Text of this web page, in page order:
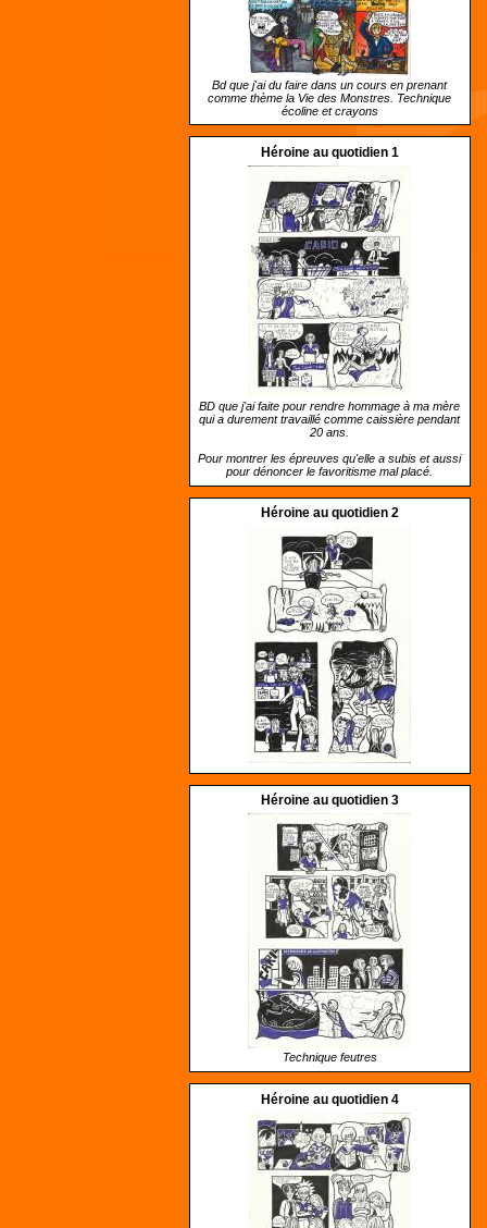
Bd que j'ai du faire dans un cours en prenant
comme thème la Vie des Monstres. Technique
écoline et crayons
Héroine au quotidien 1
BD que j'ai faite pour rendre hommage à ma mère
qui a durement travaillé comme caissière pendant
20 ans.
Pour montrer les épreuves qu'elle a subis et aussi
pour dénoncer le favoritisme mal placé.
Héroine au quotidien 2
Héroine au quotidien 3
Technique feutres
Héroine au quotidien 4